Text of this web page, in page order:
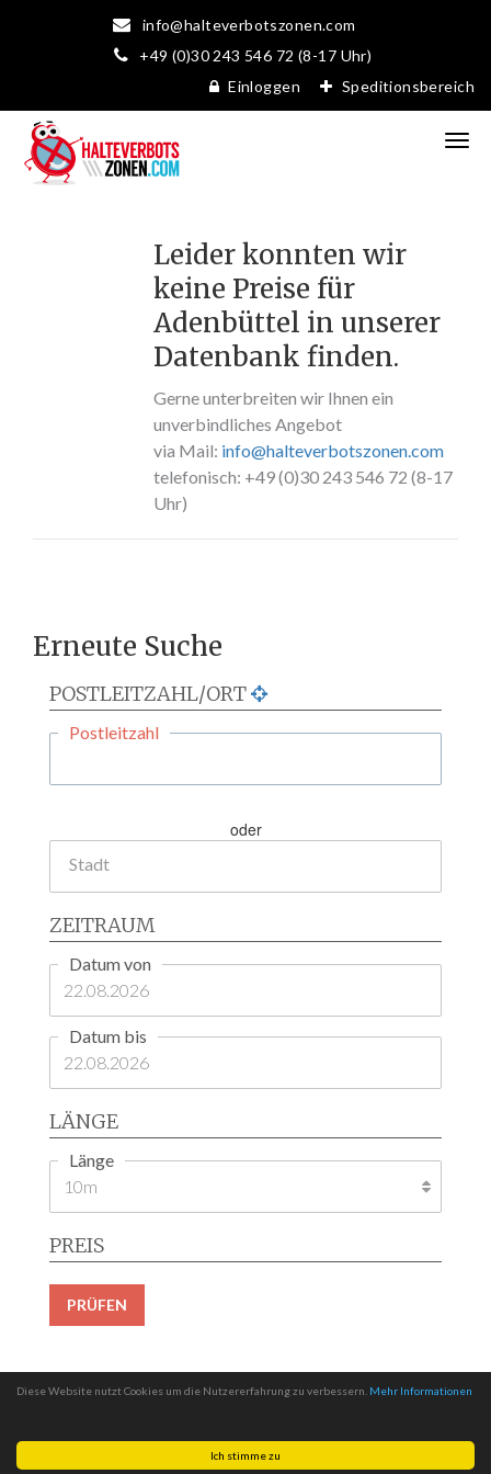
Ich stimme zu
Diese Website nutzt Cookies um die Nutzererfahrung zu verbessern. Mehr Informationen
info@halteverbotszonen.com
+49 (0)30 243 546 72 (8-17 Uhr)
Einloggen
Speditionsbereich
Leider konnten wir
keine Preise für
Adenbüttel in unserer
Datenbank finden.
Gerne unterbreiten wir Ihnen ein
unverbindliches Angebot
via Mail: info@halteverbotszonen.com
telefonisch: +49 (0)30 243 546 72 (8-17
Uhr)
Erneute Suche
POSTLEITZAHL/ORT
Postleitzahl
oder
Stadt
ZEITRAUM
Datum von
Datum bis
LÄNGE
Länge
PREIS
PRÜFEN